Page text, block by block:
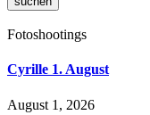
Fotoshootings
Cyrille 1. August
August 1, 2026